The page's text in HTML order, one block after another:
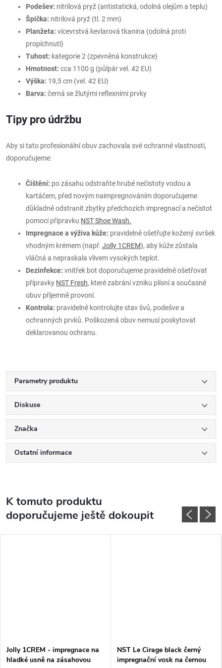
Podešev: nitrilová pryž (antistatická, odolná olejům a teplu)
Špička: nitrilová pryž (tl. 2 mm)
Planžeta: vícevrstvá kevlarová tkanina (odolná proti
propíchnutí)
Tuhost: kategorie 2 (zpevněná konstrukce)
Hmotnost: cca 1100 g (půlpár vel. 42 EU)
Výška: 19,5 cm (vel. 42 EU)
Barva: černá se žlutými reflexními prvky
Tipy pro údržbu
Aby si tato profesionální obuv zachovala své ochranné vlastnosti,
doporučujeme:
Čištění: po zásahu odstraňte hrubé nečistoty vodou a
kartáčem, před novým naimpregnováním doporučujeme
důkladně odstranit zbytky předchozích impregnací a nečistot
pomocí přípravku NST Shoe Wash.
Impregnace a výživa kůže: pravidelně ošetřujte kožený svršek
vhodným krémem (např. Jolly 1CREM), aby kůže zůstala
vláčná a nepraskala vlivem vysokých teplot.
Dezinfekce: vnitřek bot doporučujeme pravidelně ošetřovat
přípravky NST Fresh, které zabrání vzniku plísní a současně
obuv příjemně provoní.
Kontrola: pravidelně kontrolujte stav švů, podešve a
ochranných prvků. Poškozená obuv nemusí poskytovat
deklarovanou ochranu.
Parametry produktu
Diskuse
Značka
Ostatní informace
K tomuto produktu
doporučujeme ještě dokoupit
Jolly 1CREM - impregnace na
hladké usně na zásahovou
NST Le Cirage black černý
impregnační vosk na černou